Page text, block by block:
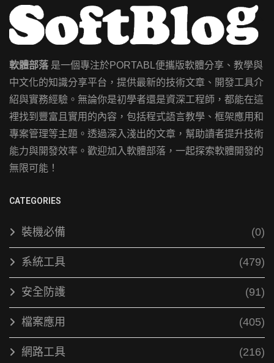
軟體部落是一個專注於PORTABL便攜版軟體分享、教學與
中文化的知識分享平台，提供最新的技術文章、開發工具介
紹與實務經驗。無論你是初學者還是資深工程師，都能在這
裡找到豐富且實用的內容，包括程式語言教學、框架應用和
專案管理等主題。透過深入淺出的文章，幫助讀者提升技術
能力與開發效率。歡迎加入軟體部落，一起探索軟體開發的
無限可能！
CATEGORIES
裝機必備 (0)
系統工具 (479)
安全防護 (91)
檔案應用 (405)
網路工具 (216)